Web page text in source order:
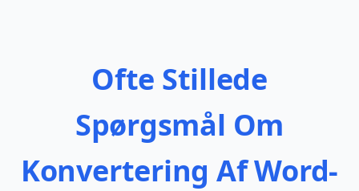
Ofte Stillede
Spørgsmål Om
Konvertering Af Word-